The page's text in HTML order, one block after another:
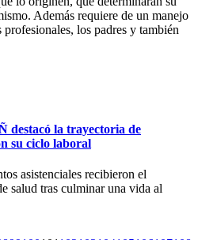
Además requiere de un manejo
los padres y también
destacó la trayectoria de
su ciclo laboral
asistenciales recibieron el
salud tras culminar una vida al